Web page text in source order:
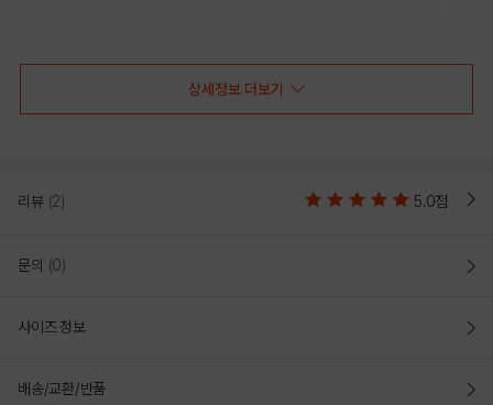
상세정보 더보기
리뷰 (2) 5.0점
문의 (0)
사이즈 정보
배송/교환/반품